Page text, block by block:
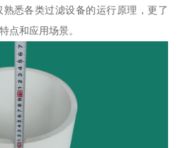
悉各类过滤设备的运行原理，更了
点和应用场景。